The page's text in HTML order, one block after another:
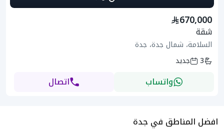
670,000
شقة
السلامة، شمال جدة، جدة
3
جديد
واتساب اتصال
افضل المناطق في جدة